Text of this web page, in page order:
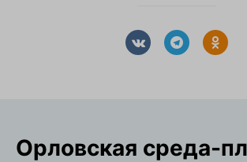
Орловская cреда-